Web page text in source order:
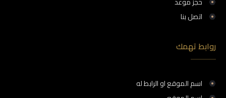
اتصل بنا
روابط تهمك
اسم الموقع او الرابط له